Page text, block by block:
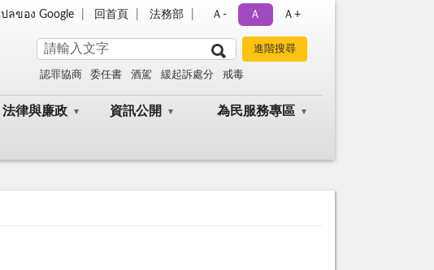
ลของ Google 回首頁 法務部 Ａ- Ａ Ａ+
認罪協商 委任書 酒駕 緩起訴處分 戒毒
法律與廉政 資訊公開 為民服務專區